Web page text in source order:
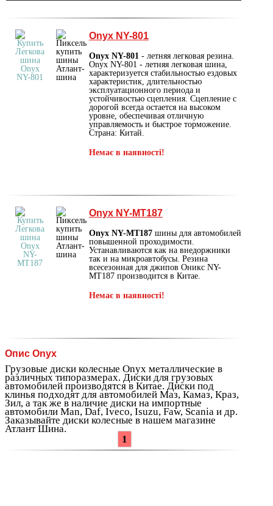
Onyx NY-801
Onyx NY-801 - летняя легковая резина.
Onyx NY-801 - летняя легковая шина,
характеризуется стабильностью ездовых
характеристик, длительностью
эксплуатационного периода и
устойчивостью сцепления. Сцепление с
дорогой всегда остается на высоком
уровне, обеспечивая отличную
управляемость и быстрое торможение.
Страна: Китай.
Немає в наявності!
Onyx NY-MT187
Onyx NY-MT187 шины для автомобилей
повышенной проходимости.
Устанавливаются как на внедоржники
так и на микроавтобусы. Резина
всесезонная для джипов Оникс NY-
МТ187 производится в Китае.
Немає в наявності!
Опис Onyx
Грузовые диски колесные Onyx металлические в
различных типоразмерах. Диски для грузовых
автомобилей производятся в Китае. Диски под
клинья подходят для автомобилей Маз, Камаз, Краз,
Зил, а так же в наличие диски на импортные
автомобили Man, Daf, Iveco, Isuzu, Faw, Scania и др.
Заказывайте диски колесные в нашем магазине
Атлант Шина.
1